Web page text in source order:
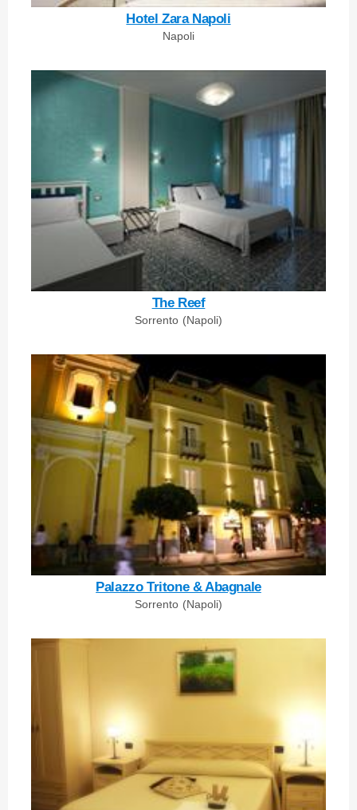
Hotel Zara Napoli
Napoli
The Reef
Sorrento (Napoli)
Palazzo Tritone & Abagnale
Sorrento (Napoli)